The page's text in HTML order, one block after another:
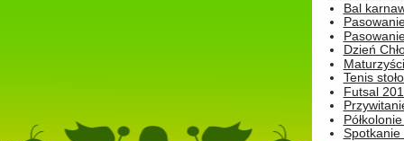
Bal
Dzień
Tenis
Futsal